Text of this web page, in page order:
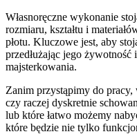
Własnoręczne wykonanie
rozmiaru, kształtu i
płotu. Kluczowe jest, aby
przedłużając jego
majsterkowania.
Zanim przystąpimy do
czy raczej dyskretnie
lub które łatwo możemy
które będzie nie tylko